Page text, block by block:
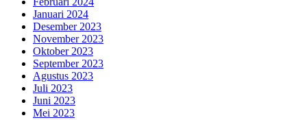
Januari 2024
Desember 2023
November 2023
Oktober 2023
September 2023
Agustus 2023
Juli 2023
Juni 2023
Mei 2023